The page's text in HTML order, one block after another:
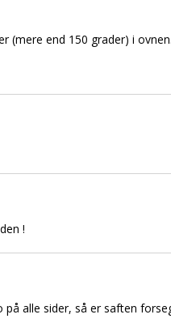
(mere end 150 grader) i ovnen.
!
alle sider, så er saften